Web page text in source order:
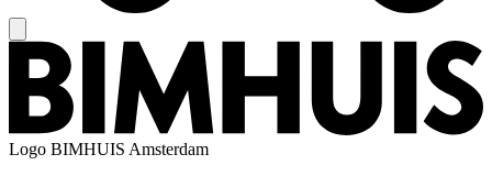
Logo BIMHUIS Amsterdam